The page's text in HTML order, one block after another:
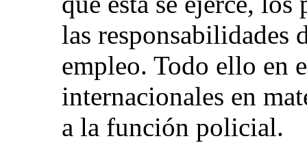
las responsabilidades
empleo. Todo ello en
internacionales en
a la función policial.